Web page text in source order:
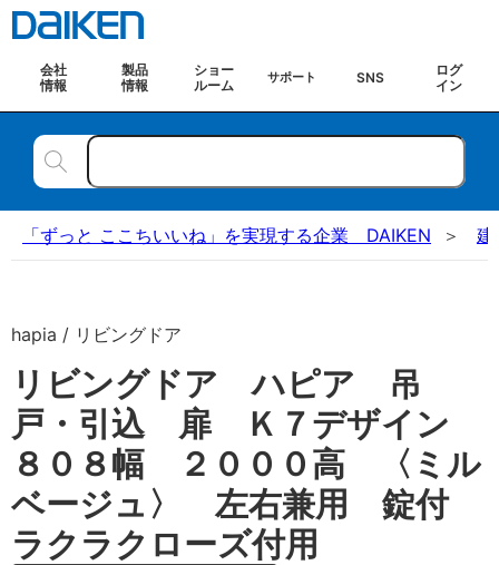
会社
情報
製品
情報
ショー
ルーム
サポート SNS
ログ
イン
「ずっと ここちいいね」を実現する企業 DAIKEN 建
hapia / リビングドア
リビングドア ハピア 吊
戸・引込 扉 Ｋ７デザイン
８０８幅 ２０００高 〈ミル
ベージュ〉 左右兼用 錠付
ラクラクローズ付用